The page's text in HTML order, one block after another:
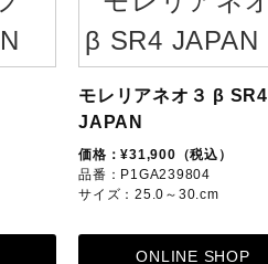
モレリアネオ３ β SR4
JAPAN
価格：¥31,900（税込）
品番：P1GA239804
サイズ：25.0～30.cm
ONLINE SHOP